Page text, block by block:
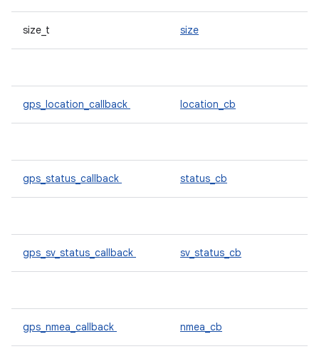
size_t size
gps_location_callback location_cb
gps_status_callback status_cb
gps_sv_status_callback sv_status_cb
gps_nmea_callback nmea_cb